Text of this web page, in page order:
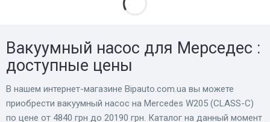
Вакуумный насос для Мерседес :
доступные цены
В нашем интернет-магазине Bіpauto.com.ua вы можете
приобрести вакуумный насос на Mercedes W205 (CLASS-C)
по цене от 4840 грн до 20190 грн. Каталог на данный момент